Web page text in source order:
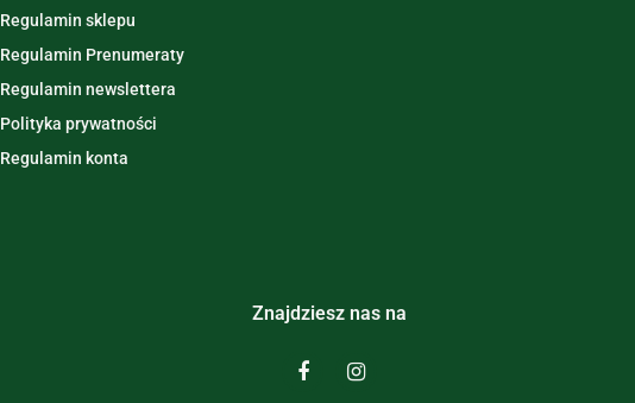
Regulamin sklepu
Regulamin Prenumeraty
Regulamin newslettera
Polityka prywatności
Regulamin konta
Znajdziesz nas na